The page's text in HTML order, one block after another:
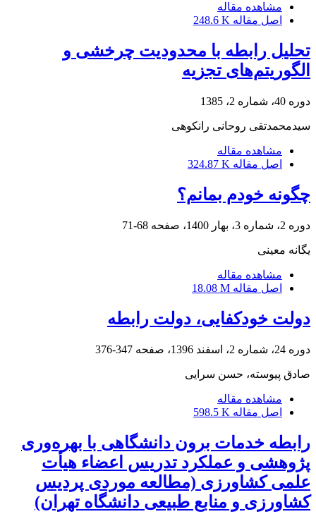
مشاهده مقاله
اصل مقاله 248.6 K
تحلیل رابطه‌ با محدودیت چرخشی و
الگوریتم‌های تجزیه
دوره 40، شماره 2، 1385
سیدمحمدتقی روحانی رانکوهی
مشاهده مقاله
اصل مقاله 324.87 K
چگونه خودم بمانم؟
دوره 2، شماره 3، بهار 1400، صفحه 68-71
یگانه معینی
مشاهده مقاله
اصل مقاله 18.08 M
دولت خودکفایی، دولت رابطه
دوره 24، شماره 2، اسفند 1396، صفحه 347-376
صادق پیوسته، حسن سرایی
مشاهده مقاله
اصل مقاله 598.5 K
رابطه خدمات برون دانشگاهی با بهره‌وری
پژوهشی و عملکرد تدریس اعضاء هیأت
علمی کشاورزی (مطالعه موردی پردیس
کشاورزی و منابع طبیعی دانشگاه تهران)